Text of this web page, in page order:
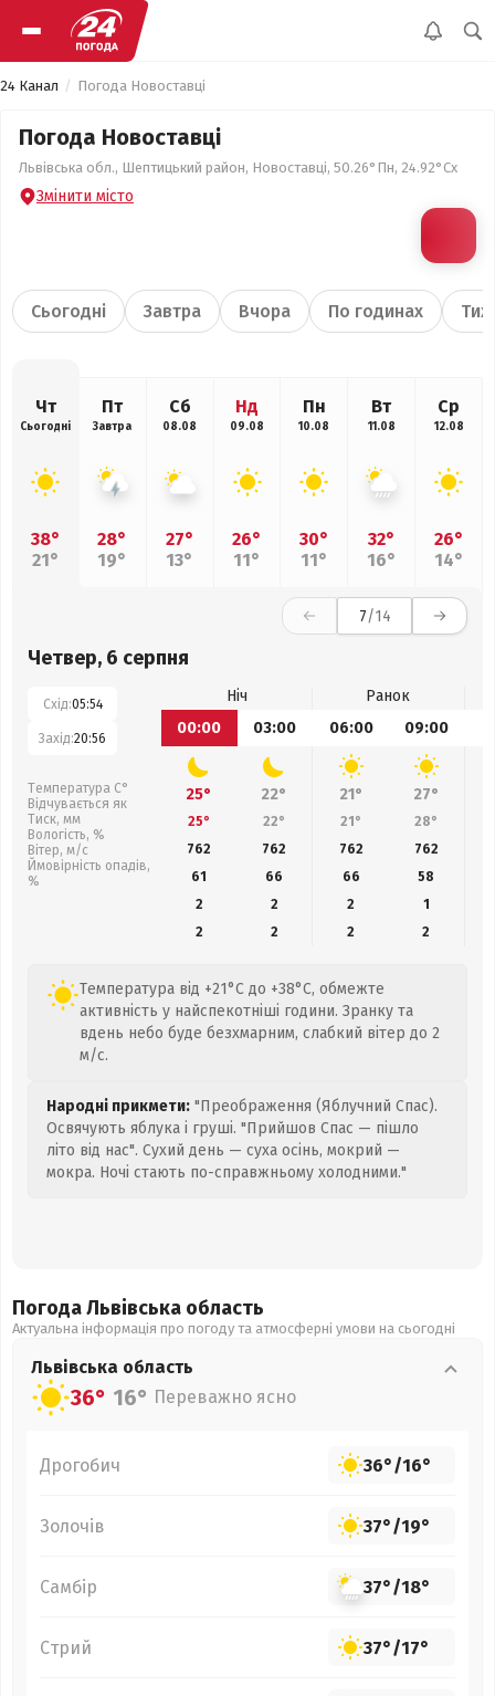
24 Канал Погода Новоставці
Погода Новоставці
Львівська обл., Шептицький район, Новоставці, 50.26°Пн, 24.92°Сх
Змінити місто
Сьогодні Завтра Вчора По годинах
Чт
Сьогодні
38°
21°
Пт
Завтра
28°
19°
Сб
08.08
27°
13°
Нд
09.08
26°
11°
Пн
10.08
30°
11°
Вт
11.08
32°
16°
Ср
12.08
26°
14°
7/14
Четвер, 6 серпня
Схід:05:54
Захід:20:56
Температура С°
Відчувається як
Тиск, мм
Вологість, %
Вітер, м/с
Ймовірність опадів,
%
Ніч
Ранок
00:00
03:00 06:00 09:00
25° 22° 21° 27°
25° 22° 21° 28°
762
762 762 762
61
66 66 58
2
2 2
1
2
2 2 2
Температура від +21°C до +38°C, обмежте
активність у найспекотніші години. Зранку та
вдень небо буде безхмарним, слабкий вітер до 2
м/с.
Народні прикмети: "Преображення (Яблучний Спас).
Освячують яблука і груші. "Прийшов Спас — пішло
літо від нас". Сухий день — суха осінь, мокрий —
мокра. Ночі стають по-справжньому холодними."
Погода Львівська область
Актуальна інформація про погоду та атмосферні умови на сьогодні
Львівська область
36° 16° Переважно ясно
Дрогобич 36°/16°
Золочів 37°/19°
Самбір 37°/18°
Стрий 37°/17°